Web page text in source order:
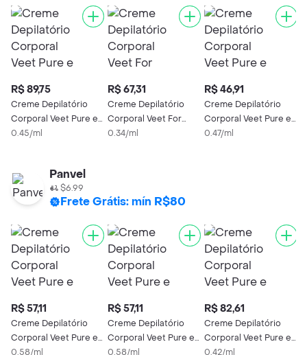
R$ 89,75
Creme Depilatório
Corporal Veet Pure e
Fresh Pele Delicada
0.45/ml
R$ 67,31
Creme Depilatório
Corporal Veet For
Men Peles Normais
0.34/ml
R$ 46,91
Creme Depilatório
Corporal Veet Pure e
Fresh Peles Normais
0.47/ml
Panvel
$6.99
Frete Grátis: mín R$80
R$ 57,11
Creme Depilatório
Corporal Veet Pure e
Fresh Peles Normais
0.58/ml
R$ 57,11
Creme Depilatório
Corporal Veet Pure e
Fresh Peles Delicadas
0.58/ml
R$ 82,61
Creme Depilatório
Corporal Veet Pure e
Fresh Pele Delicada
0.42/ml